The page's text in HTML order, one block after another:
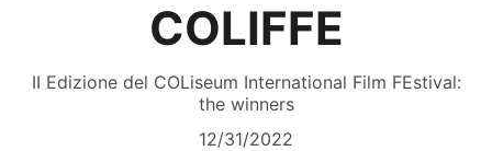
COLIFFE
II Edizione del COLiseum International Film FEstival:
the winners
12/31/2022